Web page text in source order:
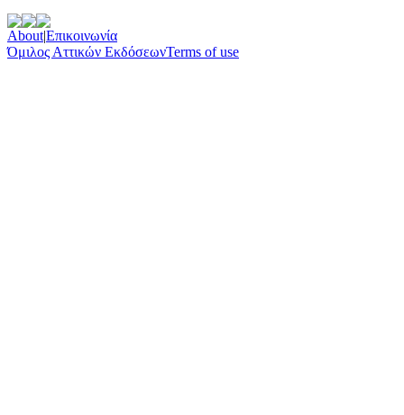
About|Επικοινωνία
Όμιλος Αττικών ΕκδόσεωνTerms of use